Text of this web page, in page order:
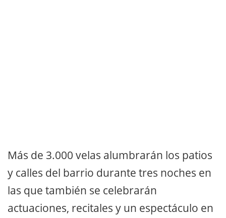
Más de 3.000 velas alumbrarán los patios
y calles del barrio durante tres noches en
las que también se celebrarán
actuaciones, recitales y un espectáculo en